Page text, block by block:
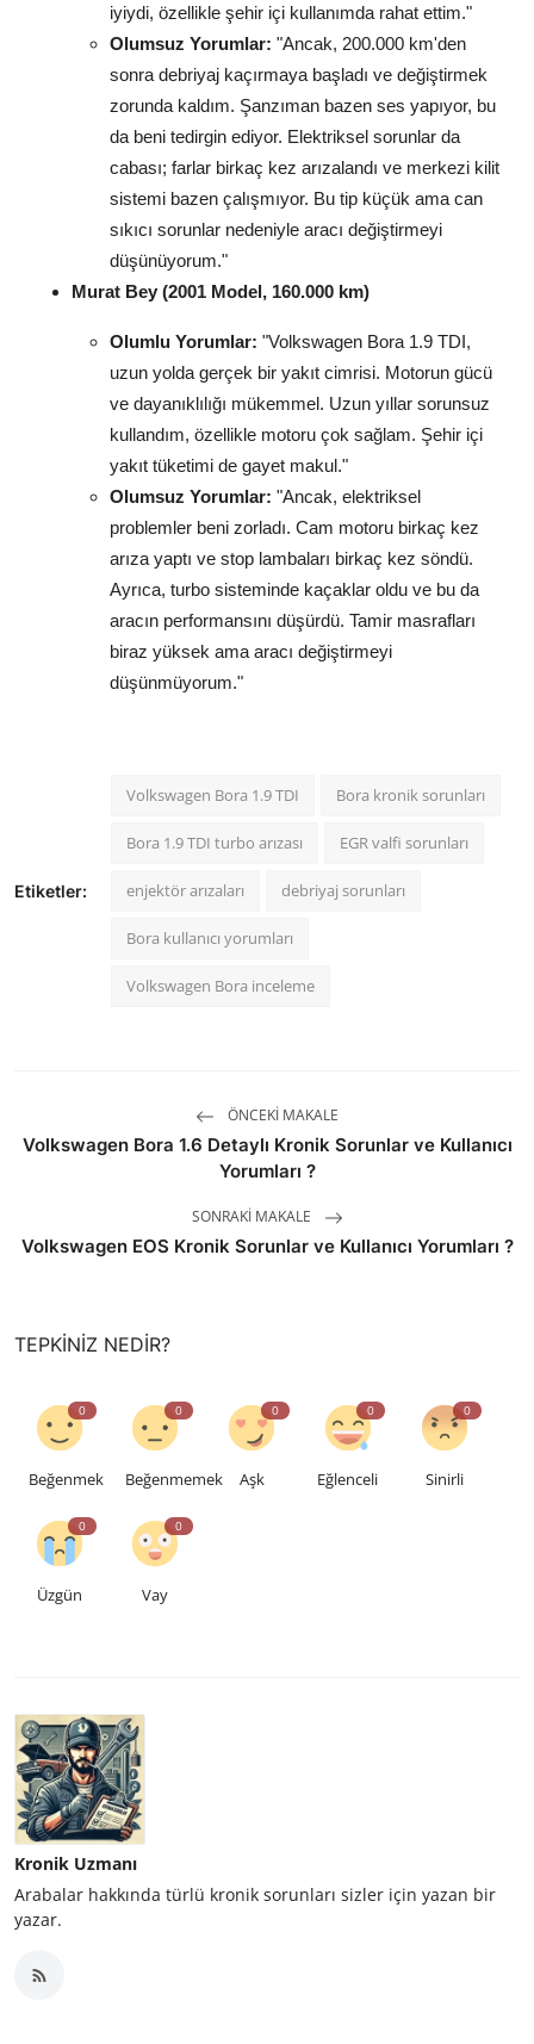
iyiydi, özellikle şehir içi kullanımda rahat ettim."
Olumsuz Yorumlar: "Ancak, 200.000 km'den
sonra debriyaj kaçırmaya başladı ve değiştirmek
zorunda kaldım. Şanzıman bazen ses yapıyor, bu
da beni tedirgin ediyor. Elektriksel sorunlar da
cabası; farlar birkaç kez arızalandı ve merkezi kilit
sistemi bazen çalışmıyor. Bu tip küçük ama can
sıkıcı sorunlar nedeniyle aracı değiştirmeyi
düşünüyorum."
Murat Bey (2001 Model, 160.000 km)
Olumlu Yorumlar: "Volkswagen Bora 1.9 TDI,
uzun yolda gerçek bir yakıt cimrisi. Motorun gücü
ve dayanıklılığı mükemmel. Uzun yıllar sorunsuz
kullandım, özellikle motoru çok sağlam. Şehir içi
yakıt tüketimi de gayet makul."
Olumsuz Yorumlar: "Ancak, elektriksel
problemler beni zorladı. Cam motoru birkaç kez
arıza yaptı ve stop lambaları birkaç kez söndü.
Ayrıca, turbo sisteminde kaçaklar oldu ve bu da
aracın performansını düşürdü. Tamir masrafları
biraz yüksek ama aracı değiştirmeyi
düşünmüyorum."
Etiketler:
Volkswagen Bora 1.9 TDI Bora kronik sorunları
Bora 1.9 TDI turbo arızası EGR valfi sorunları
enjektör arızaları debriyaj sorunları
Bora kullanıcı yorumları
Volkswagen Bora inceleme
ÖNCEKI MAKALE
Volkswagen Bora 1.6 Detaylı Kronik Sorunlar ve Kullanıcı
Yorumları ?
SONRAKI MAKALE
Volkswagen EOS Kronik Sorunlar ve Kullanıcı Yorumları ?
TEPKINIZ NEDIR?
0
Beğenmek
0
Beğenmemek
0
Aşk
0
Eğlenceli
0
Sinirli
0
Üzgün
0
Vay
Kronik Uzmanı
Arabalar hakkında türlü kronik sorunları sizler için yazan bir
yazar.